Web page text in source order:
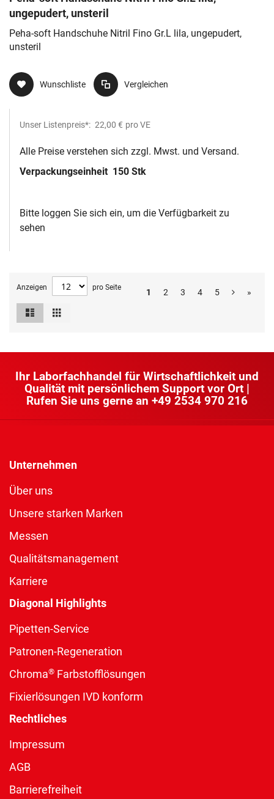
ungepudert, unsteril
Peha-soft Handschuhe Nitril Fino Gr.L lila, ungepudert,
unsteril
Wunschliste Vergleichen
Unser Listenpreis*: 22,00 € pro VE
Alle Preise verstehen sich zzgl. Mwst. und Versand.
Verpackungseinheit 150 Stk
Bitte loggen Sie sich ein, um die Verfügbarkeit zu
sehen
Anzeigen pro Seite 1 2 3 4 5 »
Ansicht
Ihr Laborfachhandel für Wirtschaftlichkeit und
Qualität mit persönlichem Support vor Ort |
Rufen Sie uns gerne an +49 2534 970 216
Unternehmen
Über uns
Unsere starken Marken
Messen
Qualitätsmanagement
Karriere
Diagonal Highlights
Pipetten-Service
Patronen-Regeneration
Chroma® Farbstofflösungen
Fixierlösungen IVD konform
Rechtliches
Impressum
AGB
Barrierefreiheit